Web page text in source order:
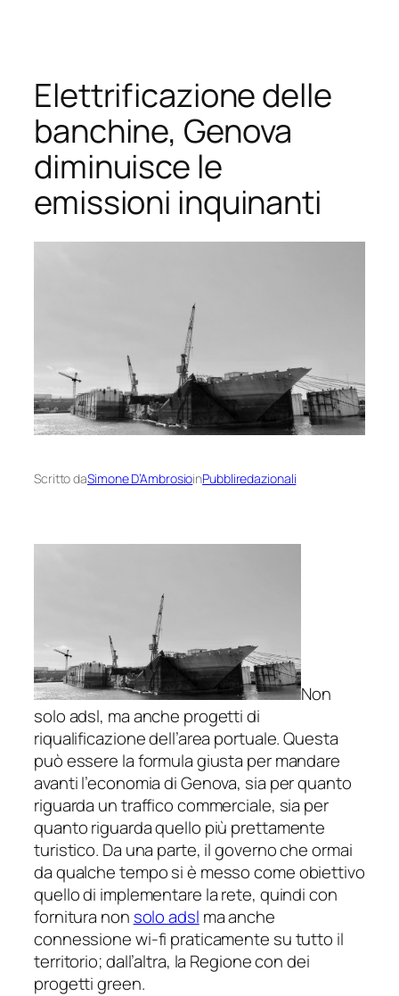
contenuto
Elettrificazione delle
banchine, Genova
diminuisce le
emissioni inquinanti
Scritto daSimone D’AmbrosioinPubbliredazionali
Non
solo adsl, ma anche progetti di
riqualificazione dell’area portuale. Questa
può essere la formula giusta per mandare
avanti l’economia di Genova, sia per quanto
riguarda un traffico commerciale, sia per
quanto riguarda quello più prettamente
turistico. Da una parte, il governo che ormai
da qualche tempo si è messo come obiettivo
quello di implementare la rete, quindi con
fornitura non solo adsl ma anche
connessione wi-fi praticamente su tutto il
territorio; dall’altra, la Regione con dei
progetti green.